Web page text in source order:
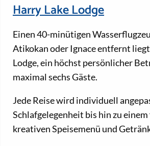
Harry Lake Lodge
Einen 40-minütigen
Atikokan oder Ignace entfernt
Lodge, ein höchst persönlicher
maximal sechs Gäste.
Jede Reise wird individuell
Schlafgelegenheit bis hin zu
kreativen Speisemenü und